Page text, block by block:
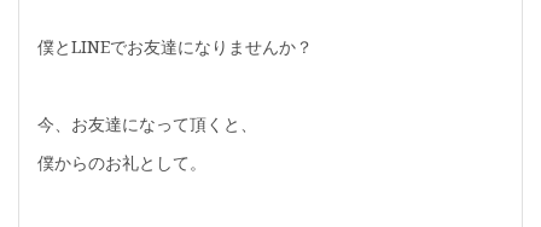
僕とLINEでお友達になりませんか？
今、お友達になって頂くと、
僕からのお礼として。